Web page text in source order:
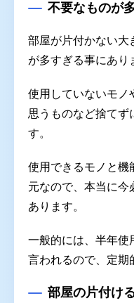
不要なものが
部屋が片付かない大
が多すぎる事にあり
使用していないモノ
思うものなど捨てず
す。
使用できるモノと機
元なので、本当に今
あります。
一般的には、半年使
言われるので、定期
部屋の片付け